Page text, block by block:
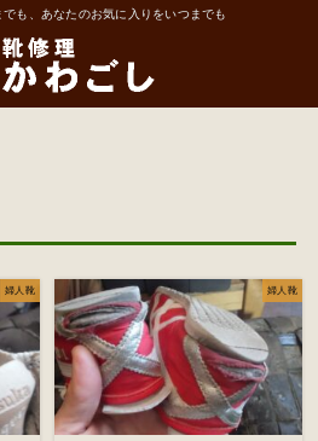
も、あなたのお気に入りをいつまでも
婦人靴 婦人靴